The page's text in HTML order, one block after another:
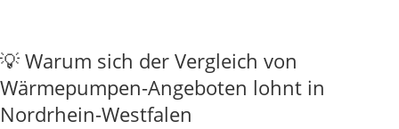
💡 Warum sich der Vergleich von
Wärmepumpen-Angeboten lohnt in
Nordrhein-Westfalen